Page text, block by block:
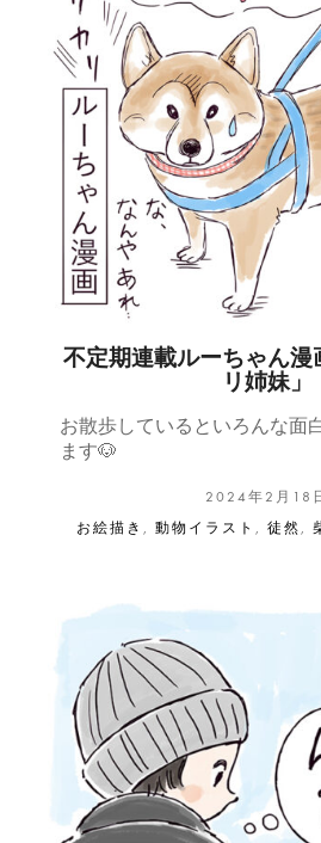
不定期連載ルーちゃん漫
リ姉妹」
お散歩しているといろんな面
ます🐶
2024年2月18
お絵描き
動物イラスト 徒然